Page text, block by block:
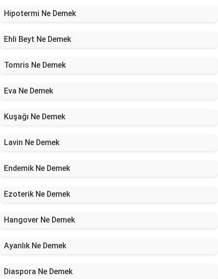
Hipotermi Ne Demek
Ehli Beyt Ne Demek
Tomris Ne Demek
Eva Ne Demek
Kuşağı Ne Demek
Lavin Ne Demek
Endemik Ne Demek
Ezoterik Ne Demek
Hangover Ne Demek
Ayanlık Ne Demek
Diaspora Ne Demek